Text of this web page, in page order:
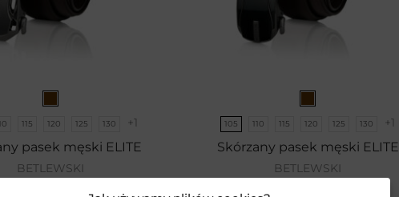
115 120 125 130 +1
pasek męski ELITE
BETLEWSKI
105 110 115 120 125 130 +1
Skórzany pasek męski ELITE
BETLEWSKI